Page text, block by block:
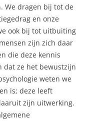
We dragen bij tot de
en onze
ook bij tot uitbuiting
zijn zich daar
die deze kennis
dat ze het bewustzijn
weten we
is; deze leeft
zijn uitwerking.